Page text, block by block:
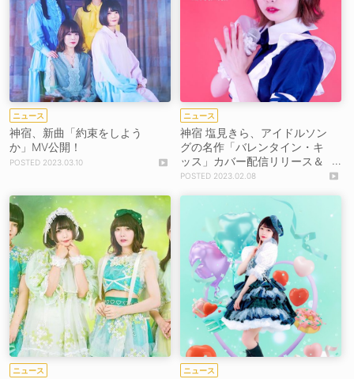
ニュース
神宿、新曲「約束をしよう
か」MV公開！
2023.03.10
ニュース
神宿 塩見きら、アイドルソン
グの名作「バレンタイン・キ
ッス」カバー配信リリース＆
MV公開！2023.02.08
ニュース ニュース